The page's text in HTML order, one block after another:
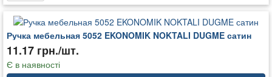
Ручка мебельная 5052 EKONOMIK NOKTALI DUGME сатин
11.17 грн./шт.
Є в наявності